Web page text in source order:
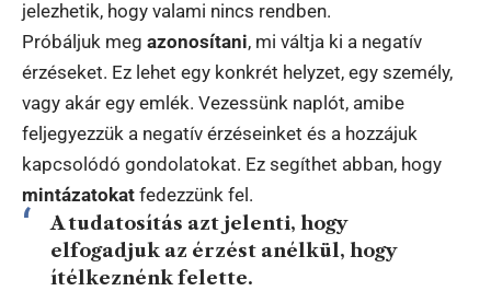
jelezhetik, hogy valami nincs rendben.
Próbáljuk meg azonosítani, mi váltja ki a negatív
érzéseket. Ez lehet egy konkrét helyzet, egy személy,
vagy akár egy emlék. Vezessünk naplót, amibe
feljegyezzük a negatív érzéseinket és a hozzájuk
kapcsolódó gondolatokat. Ez segíthet abban, hogy
mintázatokat fedezzünk fel.
A tudatosítás azt jelenti, hogy
elfogadjuk az érzést anélkül, hogy
ítélkeznénk felette.